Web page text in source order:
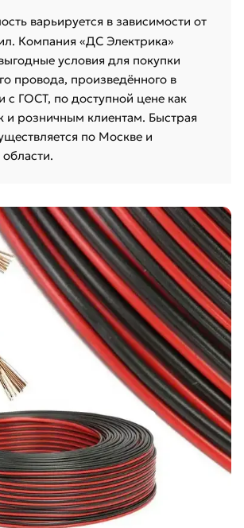
варьируется в зависимости от
Компания «ДС Электрика»
условия для покупки
провода, произведённого в
с ГОСТ, по доступной цене как
и розничным клиентам. Быстрая
по Москве и